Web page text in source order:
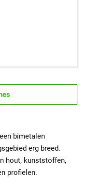
bimetalen
erg breed.
hout, kunststoffen,
profielen.